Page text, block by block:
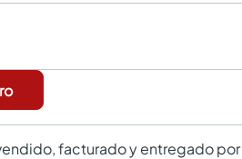
facturado y entregado por